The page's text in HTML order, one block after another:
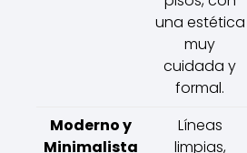
una estética
muy
cuidada y
formal.
Moderno y
Minimalista
Líneas
limpias,